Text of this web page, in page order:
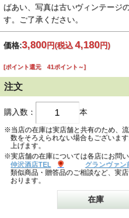
ばあい、写真は古いヴィンテージ
す。ご了承ください。
価格:3,800円(税込 4,180円)
[ポイント還元 41ポイント～]
注文
購入数： 本
※当店の在庫は実店舗と共有のため、
数をそろえられない場合もございま
上げます。
※実店舗の在庫については各店にお問い
仲沢酒店TEL
グランヴァン
類似商品・贈答品のご相談など、実
おります。
在庫